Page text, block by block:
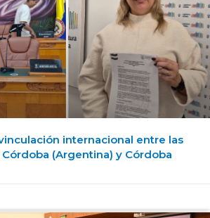
internacional entre las
(Argentina) y Córdoba